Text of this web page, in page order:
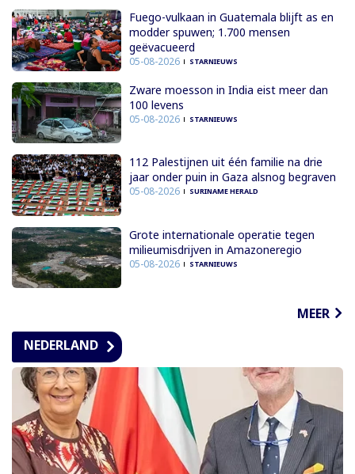
Fuego-vulkaan in Guatemala blijft as en
modder spuwen; 1.700 mensen
geëvacueerd
05-08-2026 STARNIEUWS
Zware moesson in India eist meer dan
100 levens
05-08-2026 STARNIEUWS
112 Palestijnen uit één familie na drie
jaar onder puin in Gaza alsnog begraven
05-08-2026 SURINAME HERALD
Grote internationale operatie tegen
milieumisdrijven in Amazoneregio
05-08-2026 STARNIEUWS
MEER
NEDERLAND